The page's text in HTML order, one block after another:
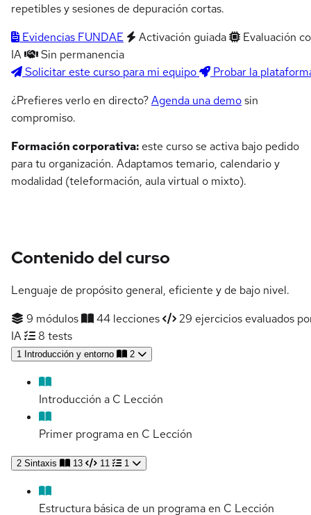
repetibles y sesiones de depuración cortas.
Evidencias FUNDAE
Activación guiada
Evaluación
IA
Sin permanencia
Solicitar este curso para mi equipo
Probar la
¿Prefieres verlo en directo?Agenda una demosin
compromiso.
Formación corporativa: este curso se activa bajo pedido
para tu organización. Adaptamos temario, calendario y
modalidad (teleformación, aula virtual o mixto).
Contenido del curso
Lenguaje de propósito general, eficiente y de bajo nivel.
9 módulos
44 lecciones
29 ejercicios evaluados
IA
8 tests
1 Introducción y entorno 2
Introducción a C Lección
Primer programa en C Lección
2 Sintaxis 13 11 1
Estructura básica de un programa en C Lección